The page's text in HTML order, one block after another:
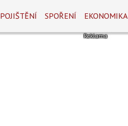
POJIŠTĚNÍ SPOŘENÍ EKONOMIKA